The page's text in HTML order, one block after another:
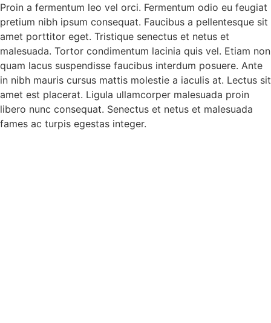
Proin a fermentum leo vel orci. Fermentum odio eu feugiat
pretium nibh ipsum consequat. Faucibus a pellentesque sit
amet porttitor eget. Tristique senectus et netus et
malesuada. Tortor condimentum lacinia quis vel. Etiam non
quam lacus suspendisse faucibus interdum posuere. Ante
in nibh mauris cursus mattis molestie a iaculis at. Lectus sit
amet est placerat. Ligula ullamcorper malesuada proin
libero nunc consequat. Senectus et netus et malesuada
fames ac turpis egestas integer.